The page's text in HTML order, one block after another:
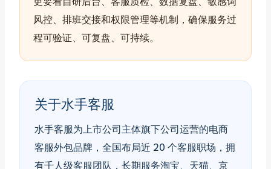
风控、排班交接和权限管理等机制，确保服务过
程可验证、可复盘、可持续。
关于水手客服
水手客服为上市公司主体旗下公司运营的电商
客服外包品牌，全国布局近 20 个客服职场，拥
有千人级客服团队，长期服务淘宝、天猫、京